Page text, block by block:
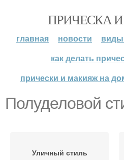
ПРИЧЕСКА
главная новости
виды
как делать
прически и макияж на
Полуделовой
Уличный стиль